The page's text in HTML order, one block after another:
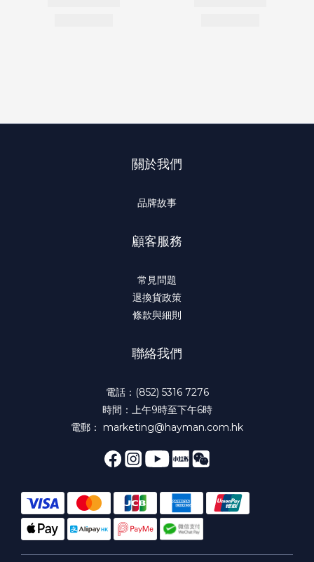
關於我們
品牌故事
顧客服務
常見問題
退換貨政策
條款與細則
聯絡我們
電話：(852) 5316 7276
時間：上午9時至下午6時
電郵： marketing@hayman.com.hk